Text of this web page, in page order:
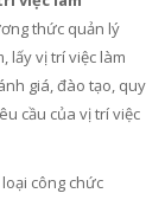
thức quản lý
lấy vị trí việc làm
giá, đào tạo, quy
cầu của vị trí việc
công chức